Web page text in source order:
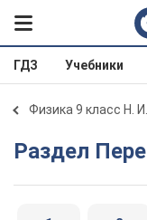
ГДЗ Учебники
Физика 9 класс Н.
Раздел